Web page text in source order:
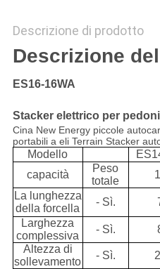
Descrizione di prodotto
Descrizione
ES16-16WA
Stacker elettrico per
Cina New Energy piccole
portabili a eli Terrain Stacker
Modello
capacità
Peso
totale
La lunghezza
della forcella
- Sì.
Larghezza
complessiva
- Sì.
Altezza di
sollevamento
- Sì.